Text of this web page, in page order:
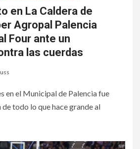
en La Caldera de
Agropal Palencia
Four ante un
las cuerdas
en el Municipal de Palencia fue
todo lo que hace grande al